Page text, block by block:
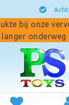
Achteraf
bij onze
langer onderweg